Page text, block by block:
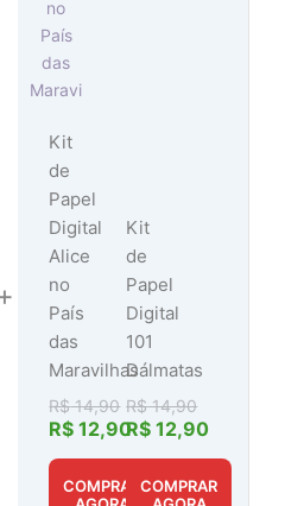
Kit
de
Papel
Digital
Alice
no
País
das
Maravilhas
R$14,90
R$ 12,90
COMPRAR
Kit
de
Papel
Digital
101
Dálmatas
R$14,90
R$ 12,90
COMPRAR